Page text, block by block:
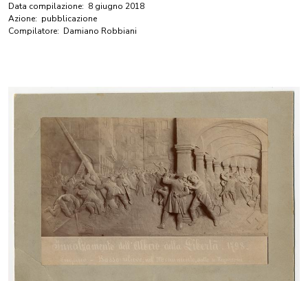
Data compilazione: 8 giugno 2018
Azione: pubblicazione
Compilatore: Damiano Robbiani